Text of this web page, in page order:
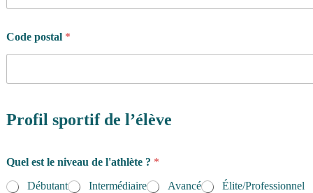
Code postal *
Profil sportif de l’élève
Quel est le niveau de l'athlète ? *
Débutant
Intermédiaire Avancé Élite/Professionnel